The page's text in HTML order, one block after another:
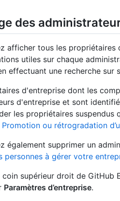
des
afficher tous les
utiles sur chaque
effectuant une recherche
d'entreprise dont les
d'entreprise et sont
les propriétaires suspendus
Promotion ou rétrogradation
également supprimer un
personnes à gérer votre
coin supérieur droit de GitHub
Paramètres d’entreprise.